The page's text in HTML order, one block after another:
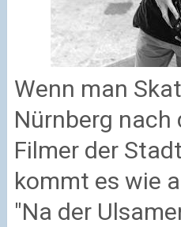
Wenn man
Nürnberg nach
Filmer der
kommt es wie
"Na der